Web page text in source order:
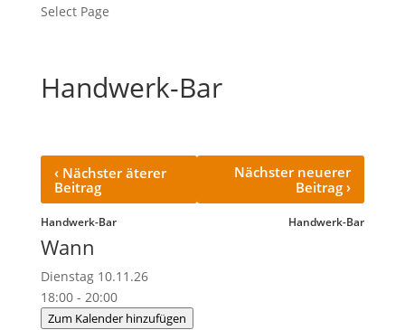
Select Page
Handwerk-Bar
‹Nächster äterer
Beitrag
Handwerk-Bar
Nächster neuerer
Beitrag›
Handwerk-Bar
Wann
Dienstag 10.11.26
18:00 - 20:00
Zum Kalender hinzufügen